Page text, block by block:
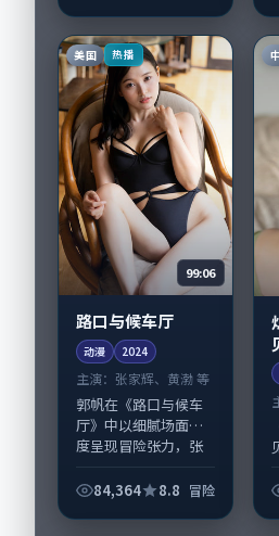
当代都市中的抉择...
美国 热播
99:06
路口与候车厅
动漫 2024
主演： 张家辉、黄渤 等
郭帆在《路口与候车
厅》中以细腻场面调
度呈现冒险张力，张
演层次丰富。影片拍
84,364 8.8 冒险